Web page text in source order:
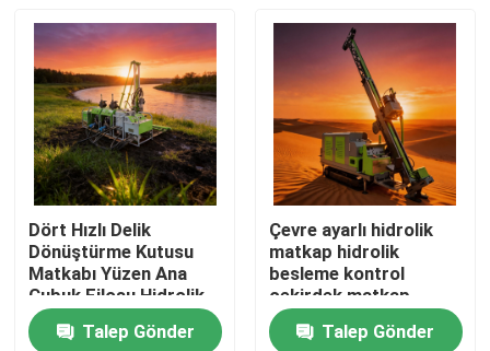
Ana sayfa
Dört Hızlı Delik
Dönüştürme Kutusu
Matkabı Yüzen Ana
Çubuk Filosu Hidrolik
Matkabı
Talep Gönder
Çevre ayarlı hidrolik
matkap hidrolik
besleme kontrol
çekirdek matkap
Talep Gönder